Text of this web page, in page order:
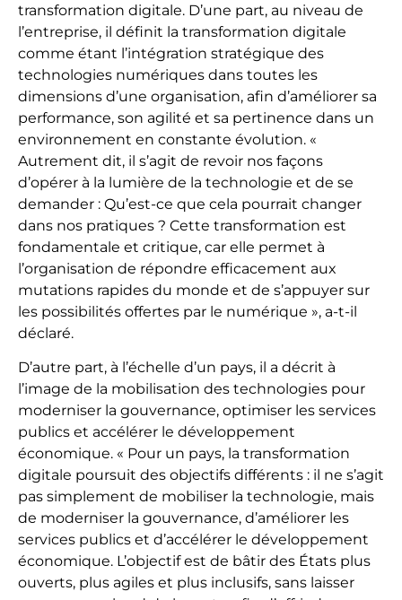
transformation digitale. D’une part, au niveau de
l’entreprise, il définit la transformation digitale
comme étant l’intégration stratégique des
technologies numériques dans toutes les
dimensions d’une organisation, afin d’améliorer sa
performance, son agilité et sa pertinence dans un
environnement en constante évolution. «
Autrement dit, il s’agit de revoir nos façons
d’opérer à la lumière de la technologie et de se
demander : Qu’est-ce que cela pourrait changer
dans nos pratiques ? Cette transformation est
fondamentale et critique, car elle permet à
l’organisation de répondre efficacement aux
mutations rapides du monde et de s’appuyer sur
les possibilités offertes par le numérique », a-t-il
déclaré.
D’autre part, à l’échelle d’un pays, il a décrit à
l’image de la mobilisation des technologies pour
moderniser la gouvernance, optimiser les services
publics et accélérer le développement
économique. « Pour un pays, la transformation
digitale poursuit des objectifs différents : il ne s’agit
pas simplement de mobiliser la technologie, mais
de moderniser la gouvernance, d’améliorer les
services publics et d’accélérer le développement
économique. L’objectif est de bâtir des États plus
ouverts, plus agiles et plus inclusifs, sans laisser